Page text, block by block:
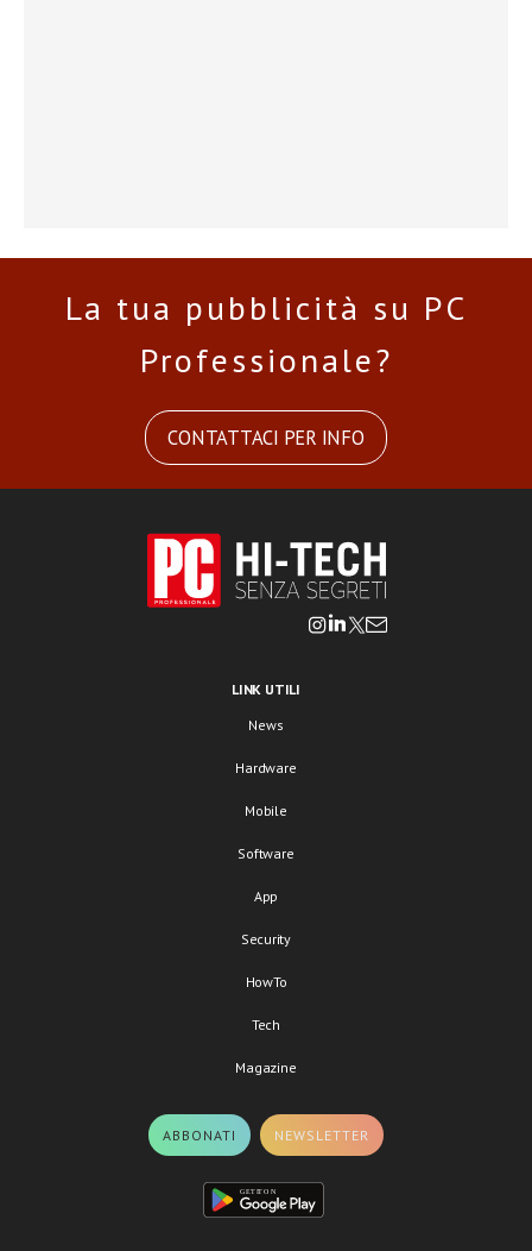
La tua pubblicità su PC
Professionale?
CONTATTACI PER INFO
LINK UTILI
News
Hardware
Mobile
Software
App
Security
HowTo
Tech
Magazine
ABBONATI NEWSLETTER